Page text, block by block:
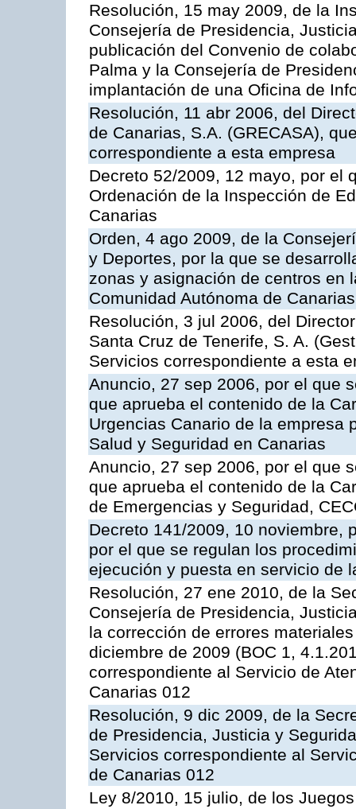
Resolución, 15 may 2009, de la
Consejería de Presidencia,
publicación del Convenio de
Palma y la Consejería de
implantación de una Oficina de
Resolución, 11 abr 2006, del
de Canarias, S.A. (GRECASA),
correspondiente a esta empresa
Decreto 52/2009, 12 mayo, por el
Ordenación de la Inspección de
Canarias
Orden, 4 ago 2009, de la
y Deportes, por la que se
zonas y asignación de centros en
Comunidad Autónoma de Canarias
Resolución, 3 jul 2006, del
Santa Cruz de Tenerife, S. A.
Servicios correspondiente a esta
Anuncio, 27 sep 2006, por el que
que aprueba el contenido de la
Urgencias Canario de la empresa
Salud y Seguridad en Canarias
Anuncio, 27 sep 2006, por el que
que aprueba el contenido de la
de Emergencias y Seguridad,
Decreto 141/2009, 10 noviembre,
por el que se regulan los
ejecución y puesta en servicio de
Resolución, 27 ene 2010, de la
Consejería de Presidencia,
la corrección de errores
diciembre de 2009 (BOC 1,
correspondiente al Servicio de
Canarias 012
Resolución, 9 dic 2009, de la
de Presidencia, Justicia y
Servicios correspondiente al
de Canarias 012
Ley 8/2010, 15 julio, de los